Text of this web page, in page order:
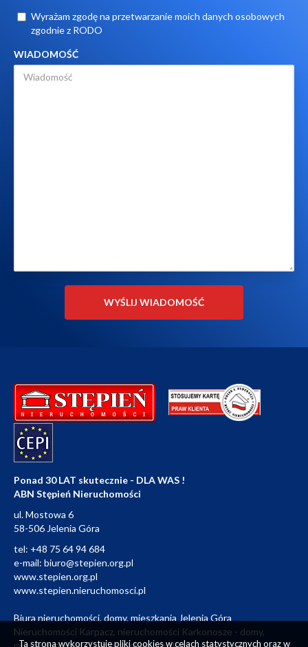
Wyrażam zgodę na przetwarzanie moich danych osobowych
zgodnie z RODO
WIADOMOŚĆ
Ponad 30 LAT skutecznie - DLA WAS !
ABN Stępień Nieruchomości
ul. Mostowa 6
58-506 Jelenia Góra
tel: +48 75 64 94 684
e-mail: biuro@stepien.org.pl
www.stepien.org.pl
www.stepien.nieruchomosci.pl
Biura nieruchomości, domy, mieszkania Jelenia Góra
Nieruchomości Karpacz, nieruchomości Karkonosze - domy,
Ta strona wykorzystuje pliki cookies w celach statystycznych oraz w